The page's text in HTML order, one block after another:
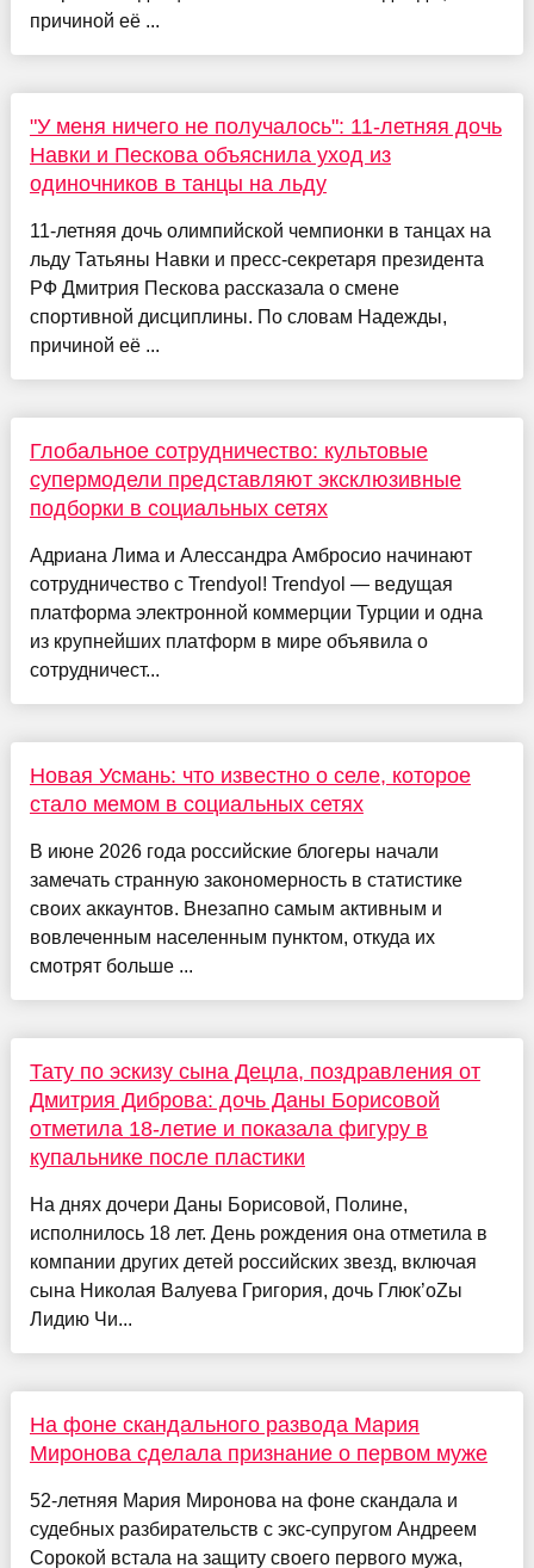
причиной её ...
"У меня ничего не получалось": 11-летняя дочь
Навки и Пескова объяснила уход из
одиночников в танцы на льду
11-летняя дочь олимпийской чемпионки в танцах на
льду Татьяны Навки и пресс-секретаря президента
РФ Дмитрия Пескова рассказала о смене
спортивной дисциплины. По словам Надежды,
причиной её ...
Глобальное сотрудничество: культовые
супермодели представляют эксклюзивные
подборки в социальных сетях
Адриана Лима и Алессандра Амбросио начинают
сотрудничество с Trendyol! Trendyol — ведущая
платформа электронной коммерции Турции и одна
из крупнейших платформ в мире объявила о
сотрудничест...
Новая Усмань: что известно о селе, которое
стало мемом в социальных сетях
В июне 2026 года российские блогеры начали
замечать странную закономерность в статистике
своих аккаунтов. Внезапно самым активным и
вовлеченным населенным пунктом, откуда их
смотрят больше ...
Тату по эскизу сына Децла, поздравления от
Дмитрия Диброва: дочь Даны Борисовой
отметила 18-летие и показала фигуру в
купальнике после пластики
На днях дочери Даны Борисовой, Полине,
исполнилось 18 лет. День рождения она отметила в
компании других детей российских звезд, включая
сына Николая Валуева Григория, дочь Глюк’oZы
Лидию Чи...
На фоне скандального развода Мария
Миронова сделала признание о первом муже
52-летняя Мария Миронова на фоне скандала и
судебных разбирательств с экс-супругом Андреем
Сорокой встала на защиту своего первого мужа,